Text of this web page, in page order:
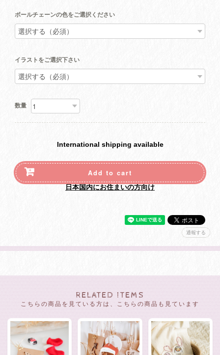
ボールチェーンの色をご選択ください
イラストをご選択下さい
数量
International shipping available
Add to cart
日本国内にお住まいの方向け
通報する
RELATED ITEMS
こちらの商品を見ている方は、こちらの商品も見ています